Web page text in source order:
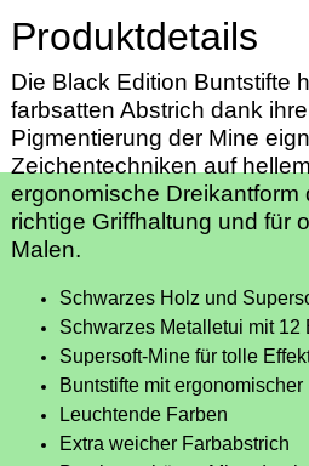
Produktdetails
Die Black Edition Buntstifte
farbsatten Abstrich dank
Pigmentierung der Mine
Zeichentechniken auf
ergonomische Dreikantform
richtige Griffhaltung und für
Malen.
Schwarzes Holz und
Schwarzes Metalletui mit
Supersoft-Mine für tolle
Buntstifte mit
Leuchtende Farben
Extra weicher Farbabstrich